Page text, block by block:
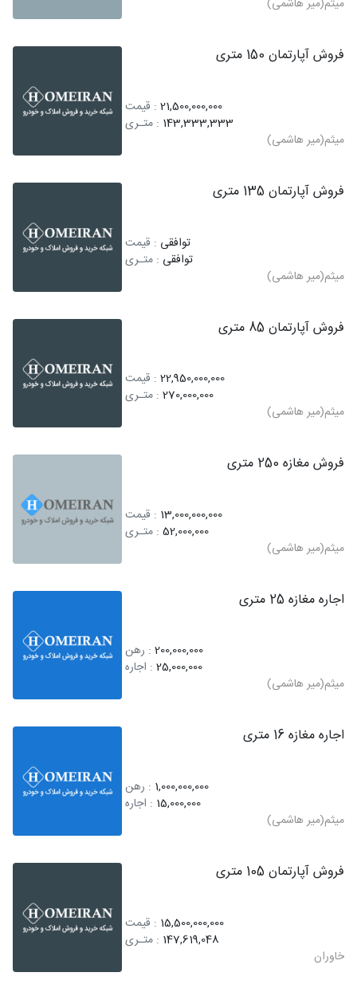
میثم(میر هاشمی)
فروش آپارتمان 150 متری
21,500,000,000 : قیمت
143,333,333 : متـری
میثم(میر هاشمی)
فروش آپارتمان 135 متری
توافقی : قیمت
توافقی : متـری
میثم(میر هاشمی)
فروش آپارتمان 85 متری
22,950,000,000 : قیمت
270,000,000 : متـری
میثم(میر هاشمی)
فروش مغازه 250 متری
13,000,000,000 : قیمت
52,000,000 : متـری
میثم(میر هاشمی)
اجاره مغازه 25 متری
200,000,000 : رهن
25,000,000 : اجاره
میثم(میر هاشمی)
اجاره مغازه 16 متری
1,000,000,000 : رهن
15,000,000 : اجاره
میثم(میر هاشمی)
فروش آپارتمان 105 متری
15,500,000,000 : قیمت
147,619,048 : متـری
خاوران